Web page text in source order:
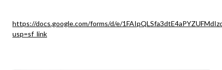
https://docs.google.com/forms/d/e/
usp=sf_link